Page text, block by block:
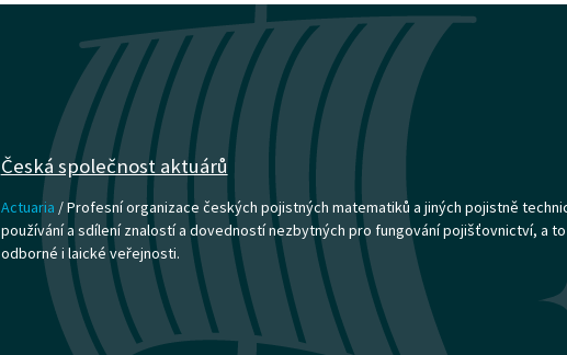
Česká společnost aktuárů
Actuaria / Profesní organizace českých pojistných matematiků a jiných pojistně
používání a sdílení znalostí a dovedností nezbytných pro fungování pojišťovnictví, a
odborné i laické veřejnosti.